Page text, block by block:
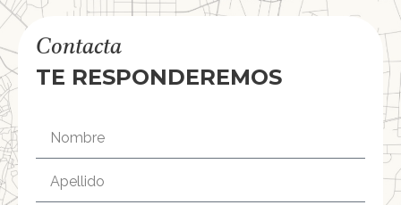
Contacta
TE RESPONDEREMOS